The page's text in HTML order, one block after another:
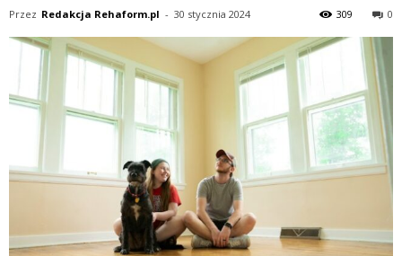
Przez Redakcja Rehaform.pl - 30 stycznia 2024 0
309